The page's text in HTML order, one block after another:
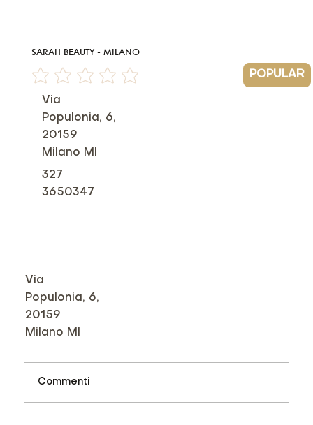
SARAH BEAUTY - MILANO
Non ci sono ancora valutazioni
POPULAR
Via
Populonia, 6,
20159
Milano MI
327
3650347
Via
Populonia, 6,
20159
Milano MI
Commenti